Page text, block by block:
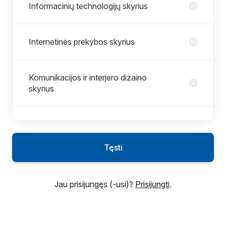
Informacinių technologijų skyrius
Internetinės prekybos skyrius
Komunikacijos ir interjero dizaino
skyrius
Maitinimo paslaugų skyrius
Tęsti
Jau prisijungęs (-usi)? Prisijungti.